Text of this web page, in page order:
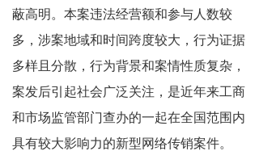
蔽高明。本案违法经营额和参与人数较
多，涉案地域和时间跨度较大，行为证据
多样且分散，行为背景和案情性质复杂，
案发后引起社会广泛关注，是近年来工商
和市场监管部门查办的一起在全国范围内
具有较大影响力的新型网络传销案件。